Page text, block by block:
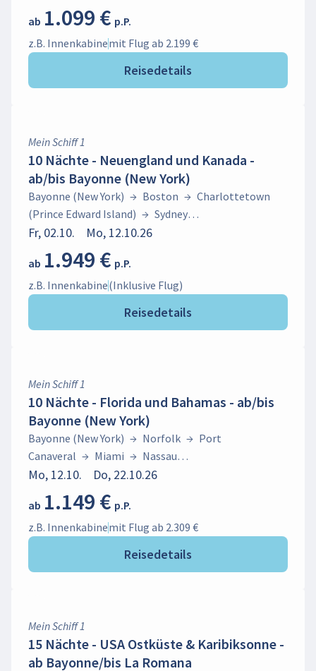
ab 1.099 € p.P.
z.B. Innenkabinemit Flug ab 2.199 €
Reisedetails
Mein Schiff 1
10 Nächte - Neuengland und Kanada -
ab/bis Bayonne (New York)
Bayonne (New York) → Boston → Charlottetown
(Prince Edward Island) → Sydney
(Neuschottland)
→ Halifax
Fr, 02.10. Mo, 12.10.26
ab 1.949 € p.P.
z.B. Innenkabine(Inklusive Flug)
Reisedetails
Mein Schiff 1
10 Nächte - Florida und Bahamas - ab/bis
Bayonne (New York)
Bayonne (New York) → Norfolk → Port
Canaveral → Miami → Nassau
(Bahamas)
Bayonne (New York)
Mo, 12.10. Do, 22.10.26
ab 1.149 € p.P.
z.B. Innenkabinemit Flug ab 2.309 €
Reisedetails
Mein Schiff 1
15 Nächte - USA Ostküste & Karibiksonne -
ab Bayonne/bis La Romana